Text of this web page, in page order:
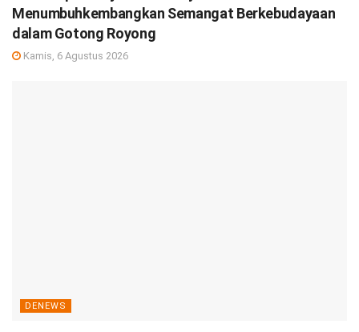
Menumbuhkembangkan Semangat Berkebudayaan
dalam Gotong Royong
Kamis, 6 Agustus 2026
DENEWS